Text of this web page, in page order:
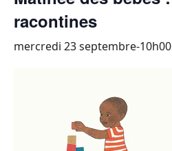
racontines
mercredi 23 septembre-10h00